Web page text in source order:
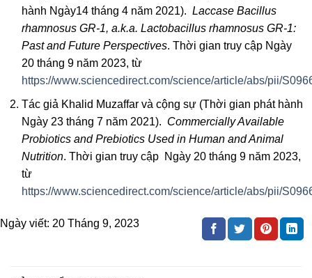
hành Ngày14 tháng 4 năm 2021). Laccase Bacillus
rhamnosus GR-1, a.k.a. Lactobacillus rhamnosus GR-1:
Past and Future Perspectives. Thời gian truy cập Ngày
20 tháng 9 năm 2023, từ
https://www.sciencedirect.com/science/article/abs/pii/
Tác giả Khalid Muzaffar và cộng sự (Thời gian phát hành
Ngày 23 tháng 7 năm 2021). Commercially Available
Probiotics and Prebiotics Used in Human and Animal
Nutrition. Thời gian truy cập Ngày 20 tháng 9 năm 2023,
từ
https://www.sciencedirect.com/science/article/abs/pii/
Ngày viết: 20 Tháng 9, 2023